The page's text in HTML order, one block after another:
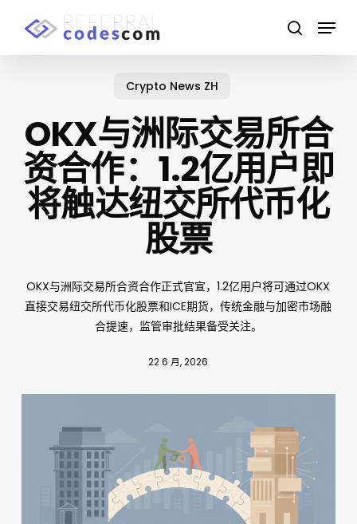
search
Menu
Crypto News ZH
OKX与洲际交易所合
资合作：1.2亿用户即
将触达纽交所代币化
股票
OKX与洲际交易所合资合作正式官宣，1.2亿用户将可通过OKX
直接交易纽交所代币化股票和ICE期货，传统金融与加密市场融
合提速，监管审批结果备受关注。
22 6 月, 2026